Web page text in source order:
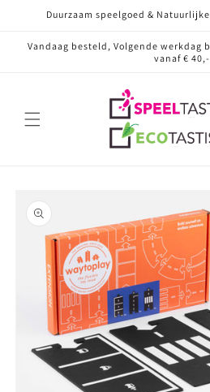
naar de
Duurzaam speelgoed &
Vandaag besteld, Volgende werkdag
vanaf € 40,-